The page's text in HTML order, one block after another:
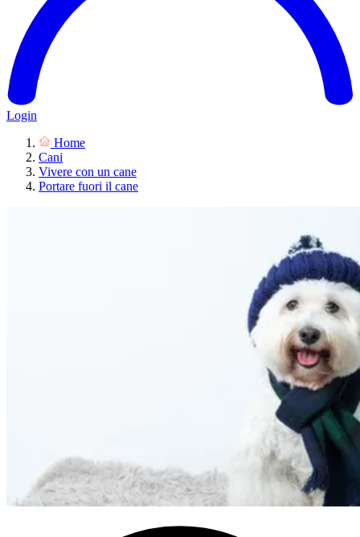
Login
Home
Cani
Vivere con un cane
Portare fuori il cane